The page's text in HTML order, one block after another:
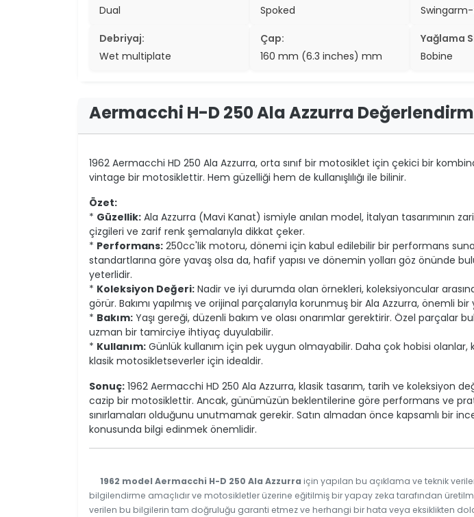
Dual
Spoked
Debriyaj:
Wet multiplate
Çap:
160 mm (6.3 inches) mm
Yağlama
Bobine
Aermacchi H-D 250 Ala Azzurra
1962 Aermacchi HD 250 Ala Azzurra, orta sınıf bir motosiklet için çekici bir
vintage bir motosiklettir. Hem güzelliği hem de kullanışlılığı ile bilinir.
Özet:
* Güzellik: Ala Azzurra (Mavi Kanat) ismiyle anılan model, İtalyan tasarımının
çizgileri ve zarif renk şemalarıyla dikkat çeker.
* Performans: 250cc'lik motoru, dönemi için kabul edilebilir bir performans
standartlarına göre yavaş olsa da, hafif yapısı ve dönemin yolları göz önünde
yeterlidir.
* Koleksiyon Değeri: Nadir ve iyi durumda olan örnekleri, koleksiyoncular
görür. Bakımı yapılmış ve orijinal parçalarıyla korunmuş bir Ala Azzurra, önemli bir
* Bakım: Yaşı gereği, düzenli bakım ve olası onarımlar gerektirir. Özel parçalar
uzman bir tamirciye ihtiyaç duyulabilir.
* Kullanım: Günlük kullanım için pek uygun olmayabilir. Daha çok hobisi olanlar,
klasik motosikletseverler için idealdir.
Sonuç: 1962 Aermacchi HD 250 Ala Azzurra, klasik tasarım, tarih ve koleksiyon
cazip bir motosiklettir. Ancak, günümüzün beklentilerine göre performans ve
sınırlamaları olduğunu unutmamak gerekir. Satın almadan önce kapsamlı bir
konusunda bilgi edinmek önemlidir.
1962 model Aermacchi H-D 250 Ala Azzurra için yapılan bu açıklama ve teknik
bilgilendirme amaçlıdır ve motosikletler üzerine eğitilmiş bir yapay zeka tarafından
verilen bu bilgilerin tam doğruluğu garanti etmez ve herhangi bir hata veya eksiklikten